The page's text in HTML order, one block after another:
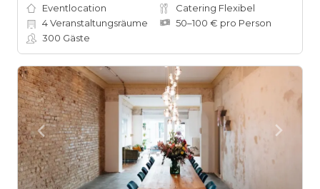
Eventlocation
Catering Flexibel
4Veranstaltungsräume
50–100 € pro Person
300 Gäste